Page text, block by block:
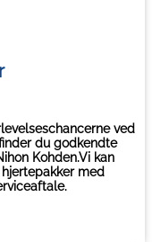
ved
du godkendte
Kohden.Vi kan
med